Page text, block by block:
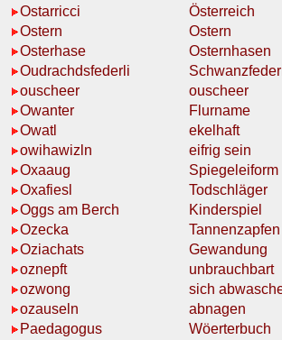
Ostarricci
Österreich
Ostern
Ostern
Osterhase
Osternhasen
Oudrachdsfederli
ouscheer
ouscheer
Owanter
Flurname
Owatl
ekelhaft
owihawizln
eifrig sein
Oxaaug
Spiegeleiform
Oxafiesl
Todschläger
Oggs am Berch
Kinderspiel
Ozecka
Tannenzapfen
Oziachats
Gewandung
oznepft
unbrauchbart
ozwong
sich
ozauseln
abnagen
Paedagogus
Wöerterbuch